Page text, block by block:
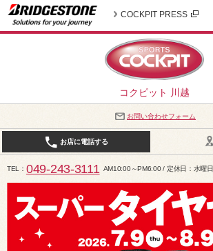
コクピット 川越
COCKPIT PRESS
お問い合わせフォーム
お店に電話する
TEL 049-243-3111 AM10:00～PM6:00 / 定休日：水曜日